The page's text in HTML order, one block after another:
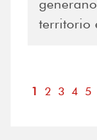
territorio
1 2 3 4 5